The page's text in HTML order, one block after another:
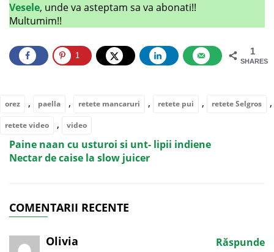
Vesele, unde va asteptam sa va abonati!!
Multumim!!
1
SHARES
1
orez , paella , retete mancaruri , retete pui , retete Selgros ,
retete video , video
Paine naan cu usturoi si unt- lipii indiene
Nectar de caise la slow juicer
COMENTARII RECENTE
Olivia Răspunde